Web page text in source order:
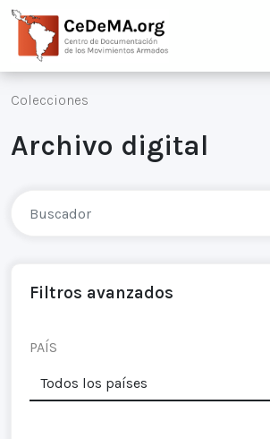
Colecciones
Archivo digital
Filtros avanzados
PAÍS